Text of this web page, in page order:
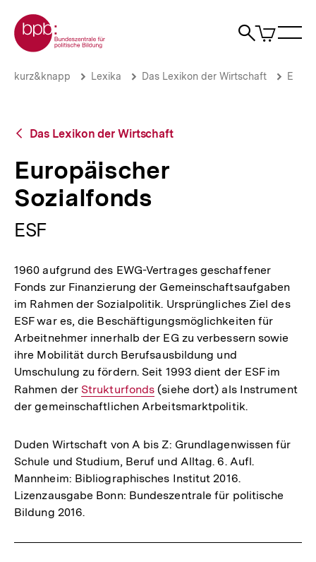
zum
Seiteninhalt
springen
Zur Startseite der bpb
Suche
Artikel
im
Europäischer
Brotkrümelnavigation
Pfadnavigation
kurz&knapp Lexika Das Lexikon der Wirtschaft E
Zurück
Übersicht
Das Lexikon der Wirtschaft
Europäischer
Sozialfonds
ESF
1960 aufgrund des EWG-Vertrages geschaffener
Fonds zur Finanzierung der Gemeinschaftsaufgaben
im Rahmen der Sozialpolitik. Ursprüngliches Ziel des
ESF war es, die Beschäftigungsmöglichkeiten für
Arbeitnehmer innerhalb der EG zu verbessern sowie
ihre Mobilität durch Berufsausbildung und
Umschulung zu fördern. Seit 1993 dient der ESF im
Rahmen der Interner
Link:
Strukturfonds (siehe dort) als Instrument
der gemeinschaftlichen Arbeitsmarktpolitik.
Duden Wirtschaft von A bis Z: Grundlagenwissen für
Schule und Studium, Beruf und Alltag. 6. Aufl.
Mannheim: Bibliographisches Institut 2016.
Lizenzausgabe Bonn: Bundeszentrale für politische
Bildung 2016.